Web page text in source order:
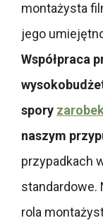
montażysta
jego
Współpraca
spory
naszym
przypadkach
standardowe.
rola